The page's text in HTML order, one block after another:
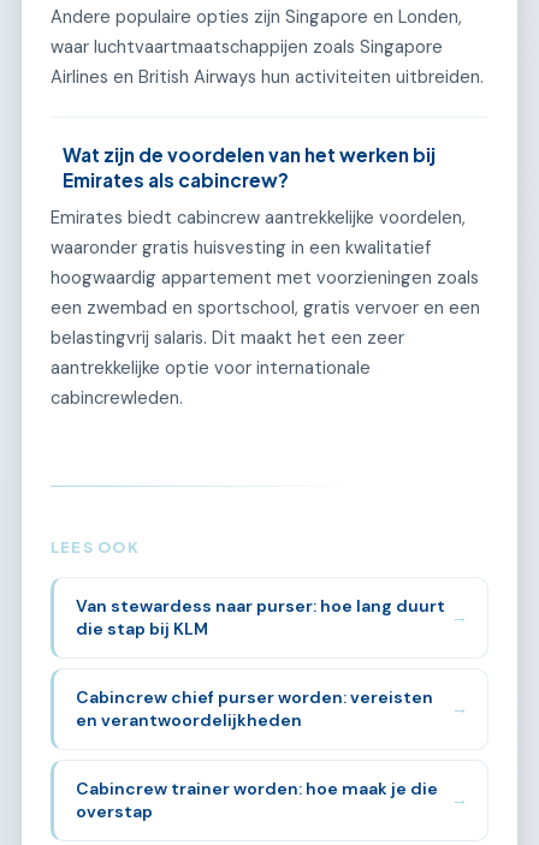
Andere populaire opties zijn Singapore en Londen,
waar luchtvaartmaatschappijen zoals Singapore
Airlines en British Airways hun activiteiten uitbreiden.
Wat zijn de voordelen van het werken bij
Emirates als cabincrew?
Emirates biedt cabincrew aantrekkelijke voordelen,
waaronder gratis huisvesting in een kwalitatief
hoogwaardig appartement met voorzieningen zoals
een zwembad en sportschool, gratis vervoer en een
belastingvrij salaris. Dit maakt het een zeer
aantrekkelijke optie voor internationale
cabincrewleden.
LEES OOK
Van stewardess naar purser: hoe lang duurt
die stap bij KLM
→
Cabincrew chief purser worden: vereisten
en verantwoordelijkheden
→
Cabincrew trainer worden: hoe maak je die
overstap
→